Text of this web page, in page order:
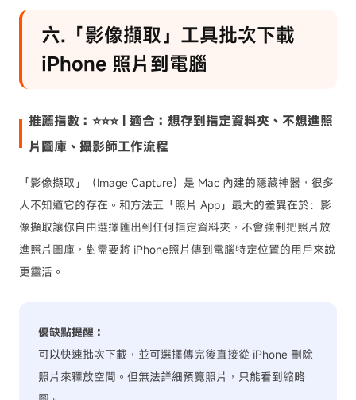
六.「影像擷取」工具批次下載
iPhone 照片到電腦
推薦指數：⭐⭐⭐ | 適合：想存到指定資料夾、不想進照
片圖庫、攝影師工作流程
「影像擷取」（Image Capture）是 Mac 內建的隱藏神器，很多
人不知道它的存在。和方法五「照片 App」最大的差異在於：影
像擷取讓你自由選擇匯出到任何指定資料夾，不會強制把照片放
進照片圖庫，對需要將 iPhone照片傳到電腦特定位置的用戶來說
更靈活。
優缺點提醒：
可以快速批次下載，並可選擇傳完後直接從 iPhone 刪除
照片來釋放空間。但無法詳細預覽照片，只能看到縮略